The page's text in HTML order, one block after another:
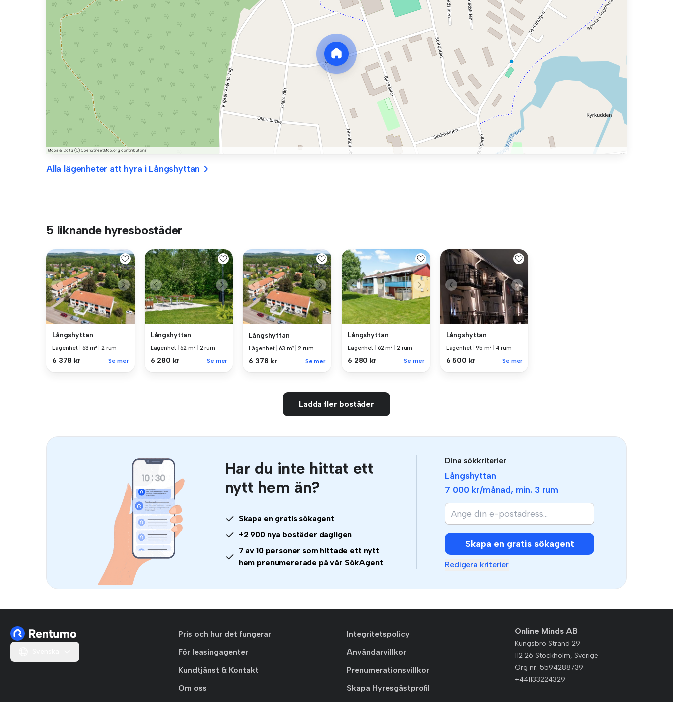
Alla lägenheter att hyra i Långshyttan
5 liknande hyresbostäder
Långshyttan
Lägenhet 63 m² 2 rum
6 378 kr Se mer
Långshyttan
Lägenhet 62 m² 2 rum
6 280 kr Se mer
Långshyttan
Lägenhet 63 m² 2 rum
6 378 kr Se mer
Långshyttan
Lägenhet 62 m² 2 rum
6 280 kr Se mer
Långshyttan
Lägenhet |95 m² 4 rum
6 500 kr Se mer
Ladda fler bostäder
Har du inte hittat ett
nytt hem än?
Skapa en gratis sökagent
+2 900 nya bostäder dagligen
7 av 10 personer som hittade ett nytt
hem prenumererade på vår SökAgent
Dina sökkriterier
Långshyttan
7 000 kr/månad, min. 3 rum
Skapa en gratis sökagent
Redigera kriterier
Pris och hur det fungerar
För leasingagenter
Kundtjänst & Kontakt
Om oss
Integritetspolicy
Användarvillkor
Prenumerationsvillkor
Skapa Hyresgästprofil
Online Minds AB
Kungsbro Strand 29
112 26 Stockholm, Sverige
Org nr. 5594288739
+441133224329